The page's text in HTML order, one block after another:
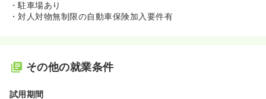
・駐車場あり
・対人対物無制限の自動車保険加入要件有
その他の就業条件
試用期間